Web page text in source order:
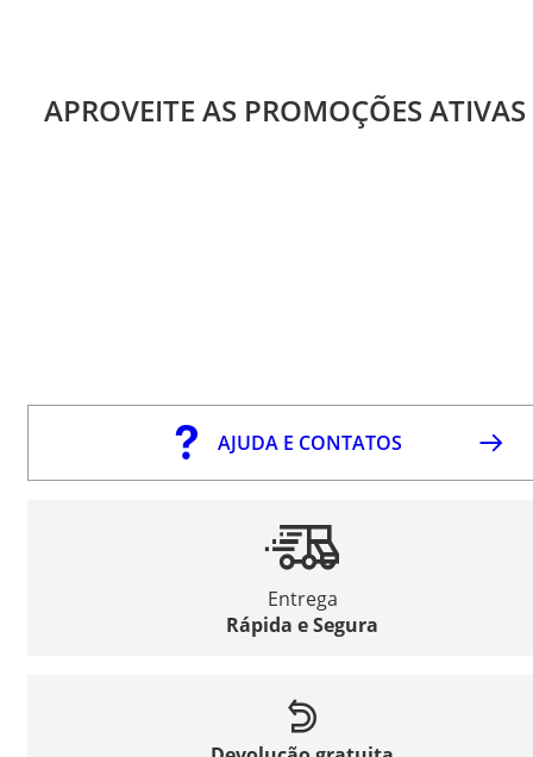
APROVEITE AS PROMOÇÕES ATIVAS
AJUDA E CONTATOS
Entrega
Rápida e Segura